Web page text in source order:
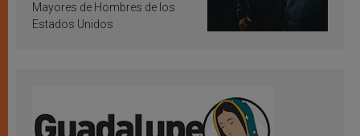
Mayores de Hombres de los
Estados Unidos